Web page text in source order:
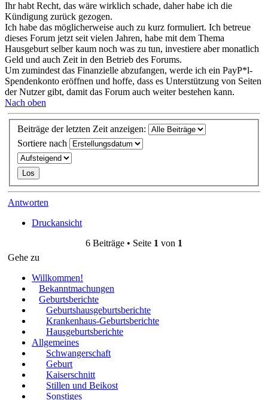
Ihr habt Recht, das wäre wirklich schade, daher habe ich die
Kündigung zurück gezogen.
Ich habe das möglicherweise auch zu kurz formuliert. Ich betreue
dieses Forum jetzt seit vielen Jahren, habe mit dem Thema
Hausgeburt selber kaum noch was zu tun, investiere aber monatlich
Geld und auch Zeit in den Betrieb des Forums.
Um zumindest das Finanzielle abzufangen, werde ich ein PayP*l-
Spendenkonto eröffnen und hoffe, dass es Unterstützung von Seiten
der Nutzer gibt, damit das Forum auch weiter bestehen kann.
Nach oben
Beiträge der letzten Zeit anzeigen:
Sortiere nach
Antworten
Druckansicht
6 Beiträge • Seite 1 von 1
Gehe zu
Willkommen!
Bekanntmachungen
Geburtsberichte
Geburtshausgeburtsberichte
Krankenhaus-Geburtsberichte
Hausgeburtsberichte
Allgemeines
Schwangerschaft
Geburt
Kaiserschnitt
Stillen und Beikost
Sonstiges